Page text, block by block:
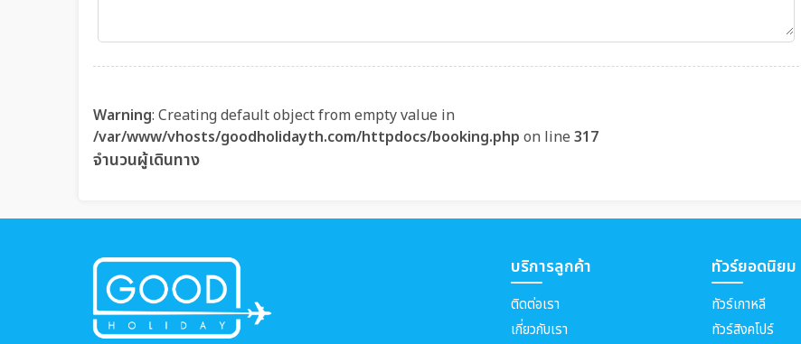
Warning: Creating default object from empty value in
/var/www/vhosts/goodholidayth.com/httpdocs/booking.php on line 317
จำนวนผู้เดินทาง
บริการลูกค้า
ติดต่อเรา
เกี่ยวกับเรา
ทัวร์ยอดนิยม
ทัวร์เกาหลี
ทัวร์สิงคโปร์